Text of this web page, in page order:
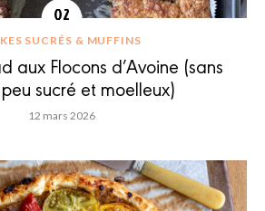
SUCRÉS & MUFFINS
aux Flocons d’Avoine (sans
sucré et moelleux)
12 mars 2026